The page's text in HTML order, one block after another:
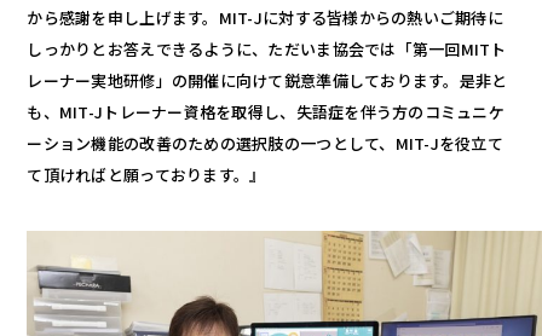
から感謝を申し上げます。MIT-Jに対する皆様からの熱いご期待に
しっかりとお答えできるように、ただいま協会では「第一回MITト
レーナー実地研修」の開催に向けて鋭意準備しております。是非と
も、MIT-Jトレーナー資格を取得し、失語症を伴う方のコミュニケ
ーション機能の改善のための選択肢の一つとして、MIT-Jを役立て
て頂ければと願っております。』